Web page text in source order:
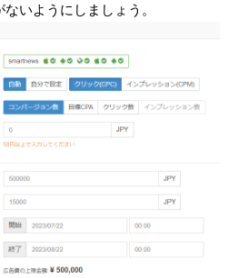
いようにしましょう。